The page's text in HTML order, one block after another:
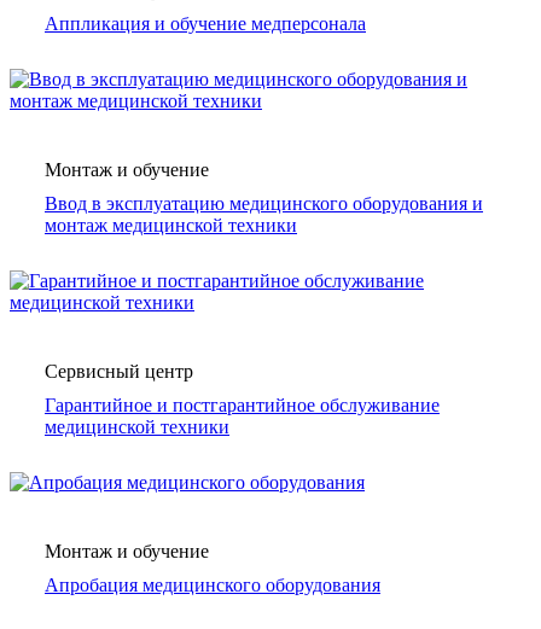
Аппликация и обучение медперсонала
Монтаж и обучение
Ввод в эксплуатацию медицинского оборудования и
монтаж медицинской техники
Сервисный центр
Гарантийное и постгарантийное обслуживание
медицинской техники
Монтаж и обучение
Апробация медицинского оборудования